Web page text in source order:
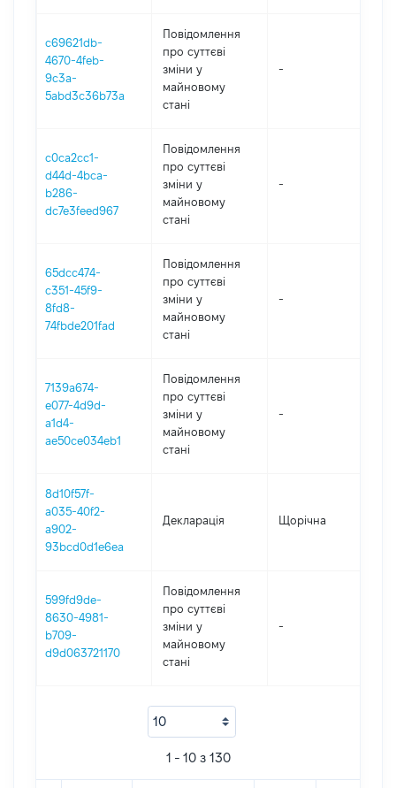
c69621db-
4670-4feb-
9c3a-
5abd3c36b73a
Повідомлення
про суттєві
зміни y
майновому
стані
-
c0ca2cc1-
d44d-4bca-
b286-
dc7e3feed967
Повідомлення
про суттєві
зміни y
майновому
стані
-
65dcc474-
c351-45f9-
8fd8-
74fbde201fad
Повідомлення
про суттєві
зміни y
майновому
стані
-
7139a674-
e077-4d9d-
a1d4-
ae50ce034eb1
Повідомлення
про суттєві
зміни y
майновому
стані
-
8d10f57f-
a035-40f2-
a902-
93bcd0d1e6ea
Декларація Щорічна
599fd9de-
8630-4981-
b709-
d9d063721170
Повідомлення
про суттєві
зміни y
майновому
стані
-
1 - 10 з 130